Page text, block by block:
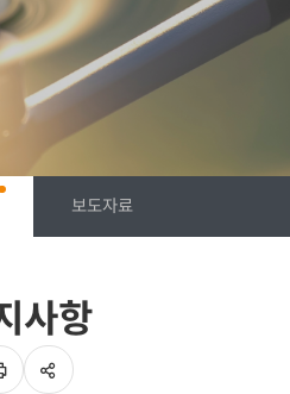
보도자료
사항
SNS